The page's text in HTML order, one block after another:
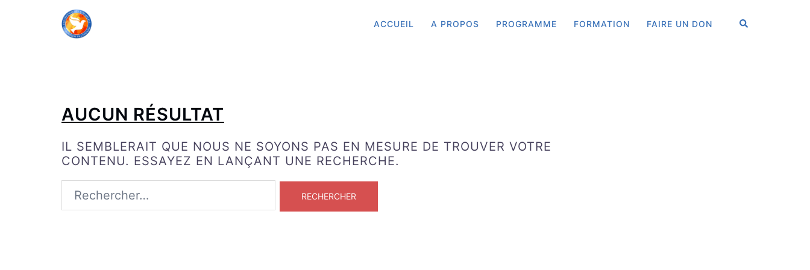
CONTENU
ACCUEIL A PROPOS PROGRAMME FORMATION FAIRE UN DON RECHERCHER
AUCUN RÉSULTAT
IL SEMBLERAIT QUE NOUS NE SOYONS PAS EN MESURE DE TROUVER VOTRE
CONTENU. ESSAYEZ EN LANÇANT UNE RECHERCHE.
RECHERCHER :